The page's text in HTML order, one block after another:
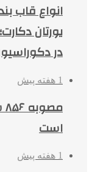
انواع قاب
یورتان
در
1 هفته پیش
است
1 هفته پیش